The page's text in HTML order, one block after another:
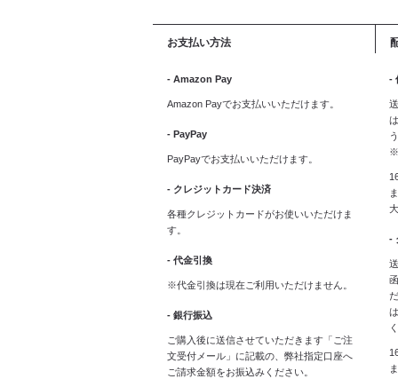
お支払い方法
- Amazon Pay
Amazon Payでお支払いいただけます。
- PayPay
PayPayでお支払いいただけます。
- クレジットカード決済
各種クレジットカードがお使いいただけま
す。
- 代金引換
※代金引換は現在ご利用いただけません。
- 銀行振込
ご購入後に送信させていただきます「ご注
文受付メール」に記載の、弊社指定口座へ
ご請求金額をお振込みください。
-
※
-